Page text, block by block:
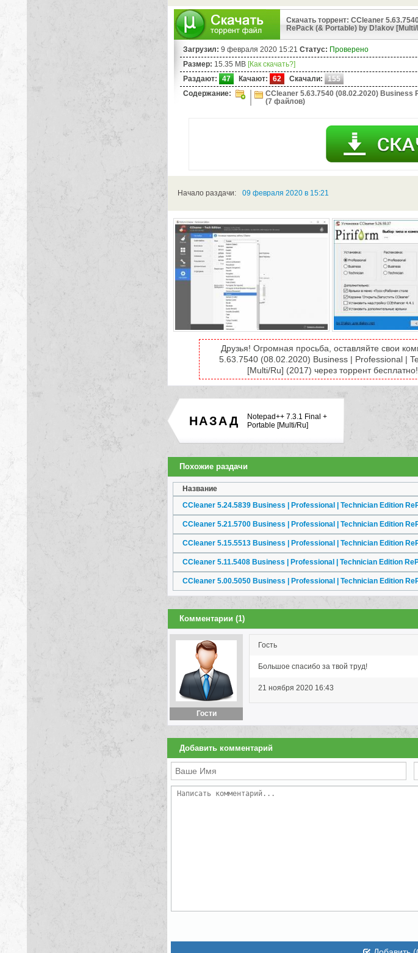
Скачать торрент: CCleaner
RePack (& Portable) by D!akov
Загрузил: 9 февраля 2020 15:21 Статус: Проверено
Размер: 15.35 MB [Как скачать?]
Раздают:
47 Качают: 62 Скачали:
155
Содержание:
CCleaner 5.63.7540 (08.02.2020)
(7 файлов)
Начало раздачи: 09 февраля 2020 в 15:21
Друзья! Огромная просьба, оставляйте свои
5.63.7540 (08.02.2020) Business | Professional |
[Multi/Ru] (2017) через торрент
НАЗАД
Notepad++ 7.3.1 Final +
Portable [Multi/Ru]
Похожие раздачи
Название
Комментарии (1)
Гости
Гость
Большое спасибо за твой труд!
21 ноября 2020 16:43
Добавить комментарий